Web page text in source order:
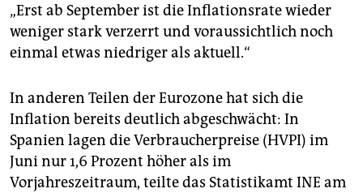
„Erst ab September ist die Inflationsrate wieder
weniger stark verzerrt und voraussichtlich noch
einmal etwas niedriger als aktuell.“
In anderen Teilen der Eurozone hat sich die
Inflation bereits deutlich abgeschwächt: In
Spanien lagen die Verbraucherpreise (HVPI) im
Juni nur 1,6 Prozent höher als im
Vorjahreszeitraum, teilte das Statistikamt INE am